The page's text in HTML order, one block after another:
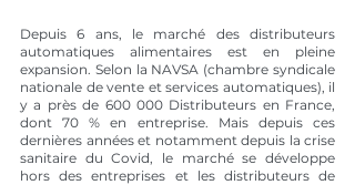
Depuis 6 ans, le marché des distributeurs
automatiques alimentaires est en pleine
expansion. Selon la NAVSA (chambre syndicale
nationale de vente et services automatiques), il
y a près de 600 000 Distributeurs en France,
dont 70 % en entreprise. Mais depuis ces
dernières années et notamment depuis la crise
sanitaire du Covid, le marché se développe
hors des entreprises et les distributeurs de